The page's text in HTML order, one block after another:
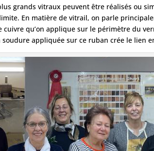
grands vitraux peuvent être réalisés ou
En matière de vitrail, on parle
cuivre qu’on applique sur le périmètre du
appliquée sur ce ruban crée le lien